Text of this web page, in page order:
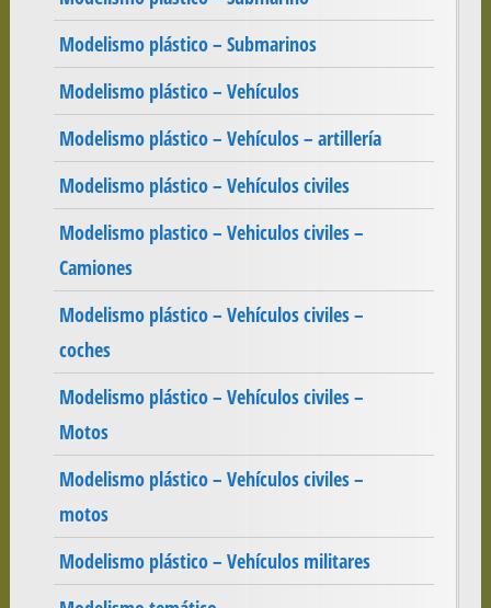
Modelismo plástico – Submarinos
Modelismo plástico – Vehículos
Modelismo plástico – Vehículos – artillería
Modelismo plástico – Vehículos civiles
Modelismo plastico – Vehiculos civiles –
Camiones
Modelismo plástico – Vehículos civiles –
coches
Modelismo plástico – Vehículos civiles –
Motos
Modelismo plástico – Vehículos civiles –
motos
Modelismo plástico – Vehículos militares